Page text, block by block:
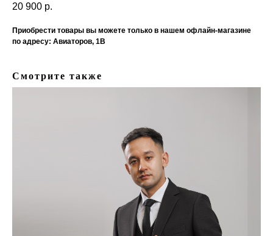
20 900 р.
Приобрести товары вы можете только в нашем офлайн-магазине
по адресу: Авиаторов, 1В
Смотрите также